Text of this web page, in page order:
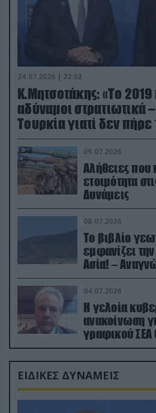
24.07.2026 | 22:02
Κ.Μητσοτάκης: «Το 2019
αδύναμοι στρατιωτικά
Τουρκία γιατί δεν πήρε
(βίντεο)
09.07.2026
Αλήθειες που
ετοιμότητα
Δυνάμεις
08.07.2026
Το βιβλίο
εμφανίζει
Ασία! –
κατεχόμενα;
04.07.2026
Η γελοία
ανακοίνωση
γραφικού ΣΕΑ
Ρώσους
ΕΙΔΙΚΕΣ ΔΥΝΑΜΕΙΣ